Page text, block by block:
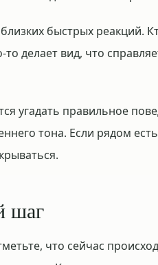
быстрых реакций.
делает вид, что
угадать правильное
тона. Если рядом
шаг
что сейчас